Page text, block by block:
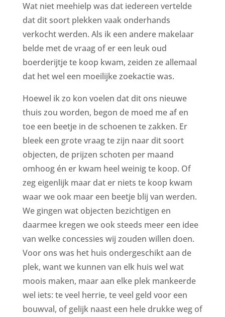
Wat niet meehielp was dat iedereen vertelde
dat dit soort plekken vaak onderhands
verkocht werden. Als ik een andere makelaar
belde met de vraag of er een leuk oud
boerderijtje te koop kwam, zeiden ze allemaal
dat het wel een moeilijke zoekactie was.
Hoewel ik zo kon voelen dat dit ons nieuwe
thuis zou worden, begon de moed me af en
toe een beetje in de schoenen te zakken. Er
bleek een grote vraag te zijn naar dit soort
objecten, de prijzen schoten per maand
omhoog én er kwam heel weinig te koop. Of
zeg eigenlijk maar dat er niets te koop kwam
waar we ook maar een beetje blij van werden.
We gingen wat objecten bezichtigen en
daarmee kregen we ook steeds meer een idee
van welke concessies wij zouden willen doen.
Voor ons was het huis ondergeschikt aan de
plek, want we kunnen van elk huis wel wat
moois maken, maar aan elke plek mankeerde
wel iets: te veel herrie, te veel geld voor een
bouwval, of gelijk naast een hele drukke weg of